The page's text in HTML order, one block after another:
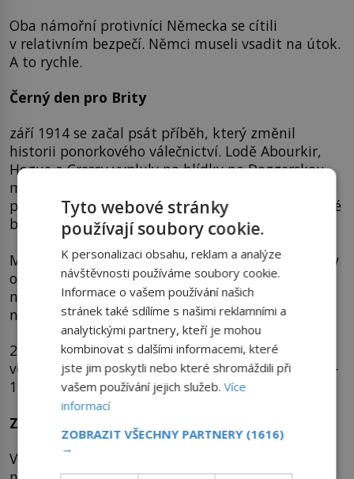
Oba námořní protivníci Německa se cítili
v relativním bezpečí. Němci museli vsadit na útok.
A to rychle.
Černý den pro Brity
září 1914 se začal psát příběh, který změnil
historii ponorkového válečnictví. Lodě Abourkir,
Hogue a Cressy vypluly na hlídky na Doggerskou
mělčinu ležící 100 kilometrů od východního
pobřeží Anglie, ale bez krytí torpédoborci, na které
byla moc velká mlha.
Mezitím bylo rozhodnuto, že hlídkování křižníků v
oblasti s výskytem nepřátelských ponorek je
nebezpečné a měly by být odvolány. Nic se ale
nedělo.
22. září 1914 zahlédla německá ponorka U-9 pod
velením kapitánporučíkaOtty Weddigena (1882–
1915) vedoucí loď britské formace, Aboukir.
Zkáza ve spánku
Vedení britských ponorek spalo, hlídky si ničeho
Tyto webové stránky
používají soubory cookie.
K personalizaci obsahu, reklam a analýze
návštěvnosti používáme soubory cookie.
Informace o vašem používání našich
stránek také sdílíme s našimi reklamními a
analytickými partnery, kteří je mohou
kombinovat s dalšími informacemi, které
jste jim poskytli nebo které shromáždili při
vašem používání jejich služeb.Více
informací
ZOBRAZIT VŠECHNY PARTNERY (1616)
→